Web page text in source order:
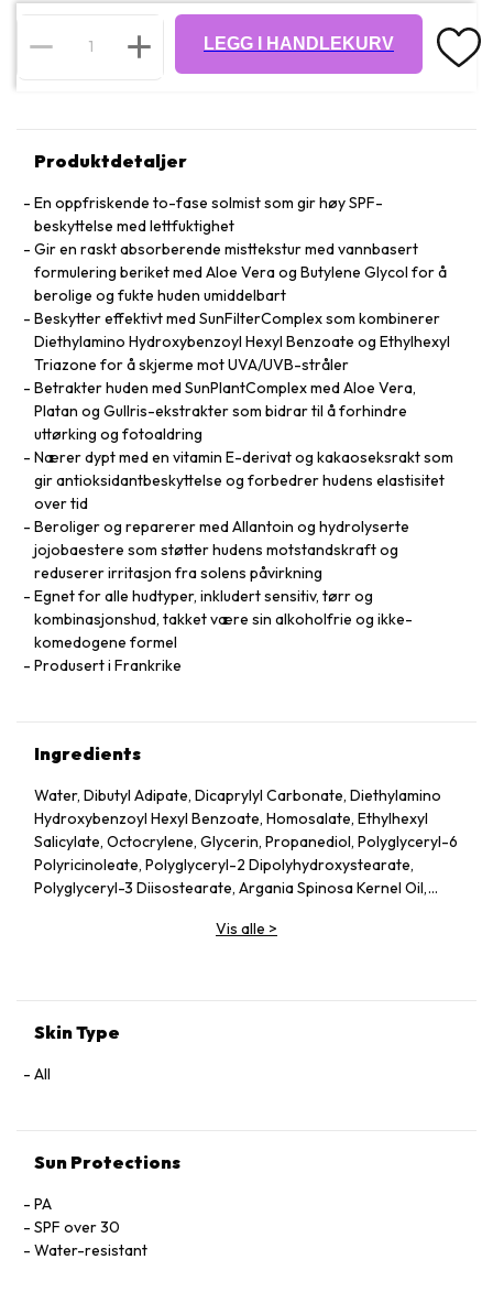
LEGG I HANDLEKURV
Produktdetaljer
En oppfriskende to-fase solmist som gir høy SPF-
beskyttelse med lettfuktighet
Gir en raskt absorberende misttekstur med vannbasert
formulering beriket med Aloe Vera og Butylene Glycol for å
berolige og fukte huden umiddelbart
Beskytter effektivt med SunFilterComplex som kombinerer
Diethylamino Hydroxybenzoyl Hexyl Benzoate og Ethylhexyl
Triazone for å skjerme mot UVA/UVB-stråler
Betrakter huden med SunPlantComplex med Aloe Vera,
Platan og Gullris-ekstrakter som bidrar til å forhindre
uttørking og fotoaldring
Nærer dypt med en vitamin E-derivat og kakaoseksrakt som
gir antioksidantbeskyttelse og forbedrer hudens elastisitet
over tid
Beroliger og reparerer med Allantoin og hydrolyserte
jojobaestere som støtter hudens motstandskraft og
reduserer irritasjon fra solens påvirkning
Egnet for alle hudtyper, inkludert sensitiv, tørr og
kombinasjonshud, takket være sin alkoholfrie og ikke-
komedogene formel
Produsert i Frankrike
Ingredients
Water, Dibutyl Adipate, Dicaprylyl Carbonate, Diethylamino
Hydroxybenzoyl Hexyl Benzoate, Homosalate, Ethylhexyl
Salicylate, Octocrylene, Glycerin, Propanediol, Polyglyceryl-6
Polyricinoleate, Polyglyceryl-2 Dipolyhydroxystearate,
Polyglyceryl-3 Diisostearate, Argania Spinosa Kernel Oil,
Extract, Capsicum Annuum Fruit Extract, Tocopherol,
Linalool, Citral.
Vis alle >
Skin Type
All
Sun Protections
PA
SPF over 30
Water-resistant